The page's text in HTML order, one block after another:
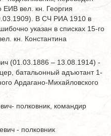
ЕИВ вел. кн. Георгия
В СЧ РИА 1910 в
указан в списках 15-го
кн. Константина
(01.03.1886 – 13.08.1914) -
батальонный адъютант 1-
Ардагано-Михайловского
полковник, командир
- полковник